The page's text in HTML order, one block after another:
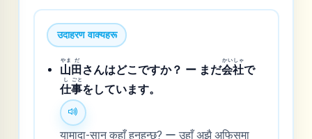
उदाहरण वाक्यहरू
山
やま
田
だ
さんはどこですか？ ー まだ会
かい
社
しゃ
で
仕
し
事
ごと
をしています。
यामादा-सान कहाँ हुनुहुन्छ? ー उहाँ अझै अफिसमा